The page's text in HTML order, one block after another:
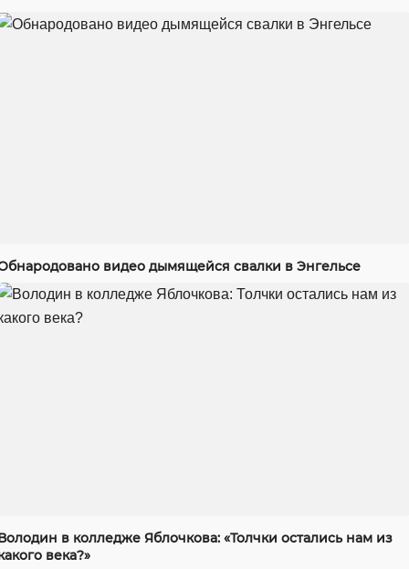
видео дымящейся свалки в Энгельсе
в колледже Яблочкова: «Толчки остались нам из
века?»